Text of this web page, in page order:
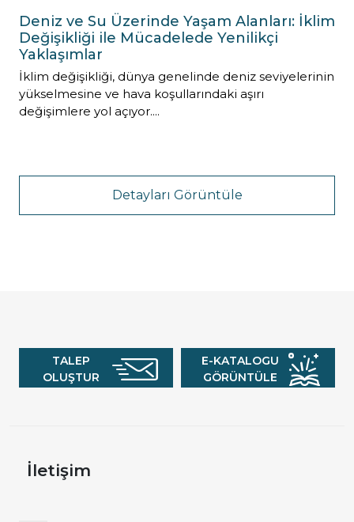
Deniz ve Su Üzerinde Yaşam Alanları: İklim
Değişikliği ile Mücadelede Yenilikçi
Yaklaşımlar
İklim değişikliği, dünya genelinde deniz seviyelerinin
yükselmesine ve hava koşullarındaki aşırı
değişimlere yol açıyor....
Detayları Görüntüle
TALEP
OLUŞTUR
E-KATALOGU
GÖRÜNTÜLE
İletişim